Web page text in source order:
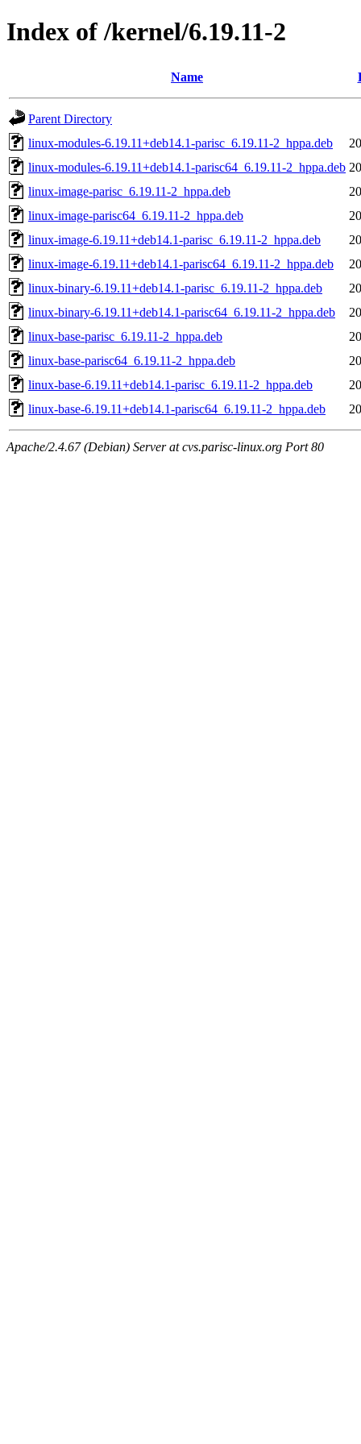
Index of /kernel/6.19.11-2
Name
Parent Directory
linux-modules-6.19.11+deb14.1-parisc_6.19.11-2_hppa.deb
linux-modules-6.19.11+deb14.1-parisc64_6.19.11-2_hppa.deb
linux-image-parisc_6.19.11-2_hppa.deb
linux-image-parisc64_6.19.11-2_hppa.deb
linux-image-6.19.11+deb14.1-parisc_6.19.11-2_hppa.deb
linux-image-6.19.11+deb14.1-parisc64_6.19.11-2_hppa.deb
linux-binary-6.19.11+deb14.1-parisc_6.19.11-2_hppa.deb
linux-binary-6.19.11+deb14.1-parisc64_6.19.11-2_hppa.deb
linux-base-parisc_6.19.11-2_hppa.deb
linux-base-parisc64_6.19.11-2_hppa.deb
linux-base-6.19.11+deb14.1-parisc_6.19.11-2_hppa.deb
linux-base-6.19.11+deb14.1-parisc64_6.19.11-2_hppa.deb
Apache/2.4.67 (Debian) Server at cvs.parisc-linux.org Port 80